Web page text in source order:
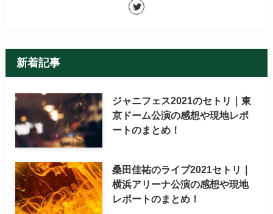
新着記事
ジャニフェス2021のセトリ｜東
京ドーム公演の感想や現地レポ
ートのまとめ！
桑田佳祐のライブ2021セトリ｜
横浜アリーナ公演の感想や現地
レポートのまとめ！